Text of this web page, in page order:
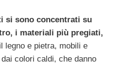
si sono concentrati su
i materiali più pregiati,
legno e pietra, mobili e
colori caldi, che danno